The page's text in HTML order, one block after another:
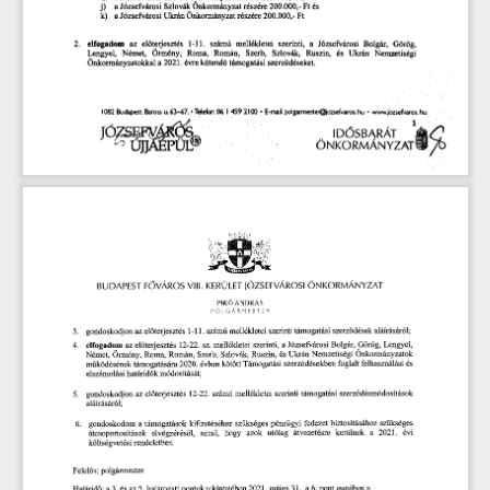
j)
a Józsefvárosi Szlovák Önkormányzat részére 200.000,- Ft és
k)
a Józsefvárosi Ukrán Önkormányzat részére 200.000,- Ft
2. elfogadom az előterjesztés 1-11. számú mellékletei szerinti, a Józsefvárosi Bolgár, Görög,
Lengyel,
Német, Örmény, Roma, Roman, Szerb, Szlovák, Ruszin, és Ukrán Nemzetiségi
Önkormányzatokkal a 2021. évre kötendőtámogatási szerződéseket.
1082 Budapest. Baross 4.1. 63-67. • Telefon: 06 I 459 2100 • E-mail; polgarrnestetozservaros. hu • www.jozsefvaros. hu
1
IDŐ SBARÁT
Cio ÖNKORMÁNYZAT
BUDAPEST FŐ VÁROS VIII. KERÜLET JÓZSEFVÁROSI ÖNKORMÁNYZAT
PIK() ANDRÁS
POIGÄRMESTER
3. gondoskodjon az előterjesztés 1-11. számú mellékletei szerinti támogatási szerződések aláírásáról;
4.
elfogadom az előterjesztés 12-22. sz. mellékletei szerinti, a Józsefvárosi Bolgár, Görög, Lengyel,
Német, Örmény, Roma, Román, Szerb, Szlovák, Ruszin, és Ukrán Nemzetiségi Önkormányzatok
működésének támogatására 2020. évben kötött Támogatási szerződésekben foglalt felhasználási es
elszámolási határidők módosítását;
5. gondoskodjon az előterjesztés 12-22. számú mellékletei szerinti támogatási szerződésmódosítások
aláírásáról;
6. gondoskodom a támogatások kifizetéséhez szükséges pénzügyi fedezet biztosításához szükséges
átesoportosítások elvégzérésől, azzal, hogy azok utólag átvezetésre kerülnek a 2021.
évi
költségvetési rendeletben.
Felelős: polgármester
Határid : a 3. és az 5. határozati pontok tekintetében 2021. május 31., a 6. pont esetében a